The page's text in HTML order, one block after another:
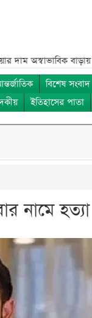
বাড়ায় ডিএসইর
বিশেষ সংবাদ
ইতিহাসের পাতা
নামে